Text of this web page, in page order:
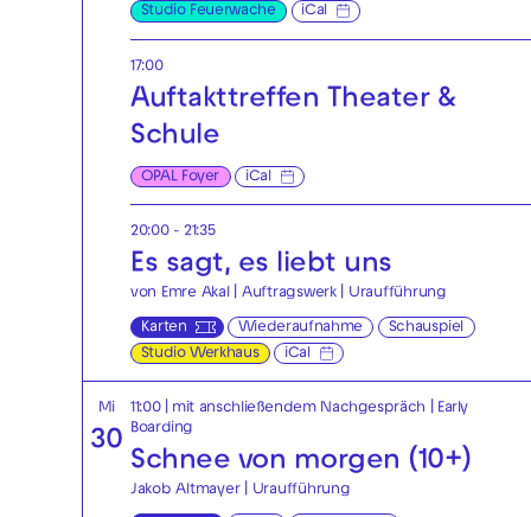
Studio Feuerwache
iCal
17:00
Auftakttreffen Theater &
Schule
OPAL Foyer iCal
20:00 - 21:35
Es sagt, es liebt uns
von Emre Akal | Auftragswerk | Uraufführung
Karten Wiederaufnahme
Schauspiel
Studio Werkhaus
iCal
Mi
30
11:00 | mit anschließendem Nachgespräch | Early
Boarding
Schnee von morgen (10+)
Jakob Altmayer | Uraufführung